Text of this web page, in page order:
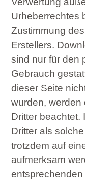
Urheberrechtes
Zustimmung
Erstellers.
sind nur für den
Gebrauch
dieser Seite
wurden, werden
Dritter beachtet.
Dritter als
trotzdem auf
aufmerksam